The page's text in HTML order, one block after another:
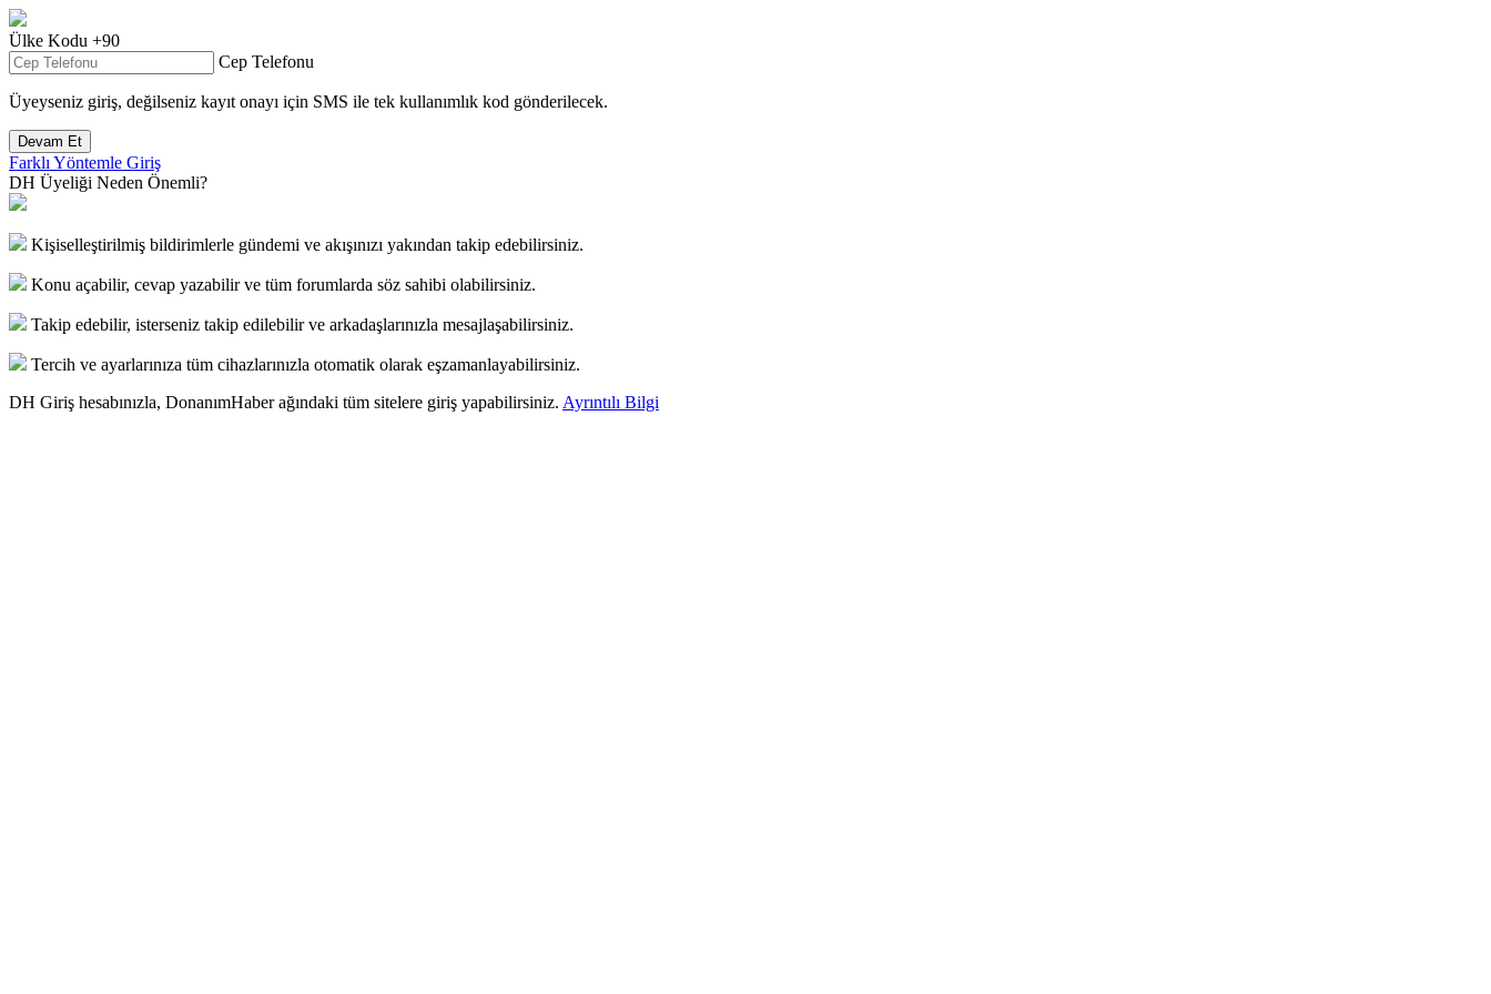
Ülke Kodu +90
Cep Telefonu
Üyeyseniz giriş, değilseniz kayıt onayı için SMS ile tek kullanımlık kod gönderilecek.
Devam Et
Farklı Yöntemle Giriş
DH Üyeliği Neden Önemli?
Kişiselleştirilmiş bildirimlerle gündemi ve akışınızı yakından takip edebilirsiniz.
Konu açabilir, cevap yazabilir ve tüm forumlarda söz sahibi olabilirsiniz.
Takip edebilir, isterseniz takip edilebilir ve arkadaşlarınızla mesajlaşabilirsiniz.
Tercih ve ayarlarınıza tüm cihazlarınızla otomatik olarak eşzamanlayabilirsiniz.
DH Giriş hesabınızla, DonanımHaber ağındaki tüm sitelere giriş yapabilirsiniz. Ayrıntılı Bilgi